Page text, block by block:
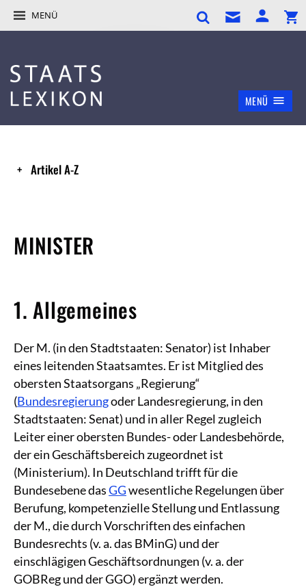
MENÜ
MENÜ
Artikel A-Z
MINISTER
1. Allgemeines
Der M. (in den Stadtstaaten: Senator) ist Inhaber
eines leitenden Staatsamtes. Er ist Mitglied des
obersten Staatsorgans „Regierung“
(Bundesregierungoder Landesregierung, in den
Stadtstaaten: Senat) und in aller Regel zugleich
Leiter einer obersten Bundes- oder Landesbehörde,
der ein Geschäftsbereich zugeordnet ist
(Ministerium). In Deutschland trifft für die
Bundesebene dasGGwesentliche Regelungen über
Berufung, kompetenzielle Stellung und Entlassung
der M., die durch Vorschriften des einfachen
Bundesrechts (v. a. das BMinG) und der
einschlägigen Geschäftsordnungen (v. a. der
GOBReg und der GGO) ergänzt werden.